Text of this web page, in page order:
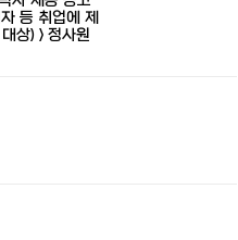
등 취업에 제
상) > 정사원